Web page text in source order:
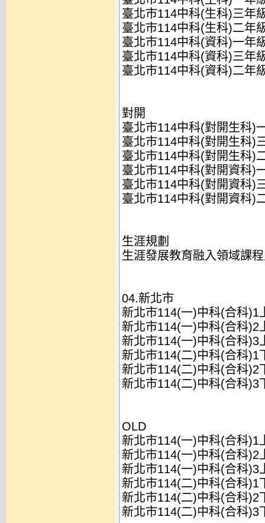
臺北市114中科(生科)三年
臺北市114中科(生科)二年
臺北市114中科(資科)一年
臺北市114中科(資科)三年
臺北市114中科(資科)二年
對開
臺北市114中科(對開生科)
臺北市114中科(對開生科)
臺北市114中科(對開生科)
臺北市114中科(對開資科)
臺北市114中科(對開資科)
臺北市114中科(對開資科)
生涯規劃
生涯發展教育融入領域課
04.新北市
新北市114(一)中科(合科)1
新北市114(一)中科(合科)2
新北市114(一)中科(合科)3
新北市114(二)中科(合科)1
新北市114(二)中科(合科)2
新北市114(二)中科(合科)3
OLD
新北市114(一)中科(合科)1
新北市114(一)中科(合科)2
新北市114(一)中科(合科)3
新北市114(二)中科(合科)1
新北市114(二)中科(合科)2
新北市114(二)中科(合科)3